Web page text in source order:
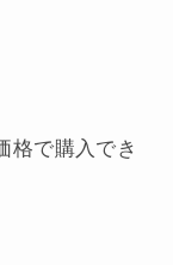
格で購入でき